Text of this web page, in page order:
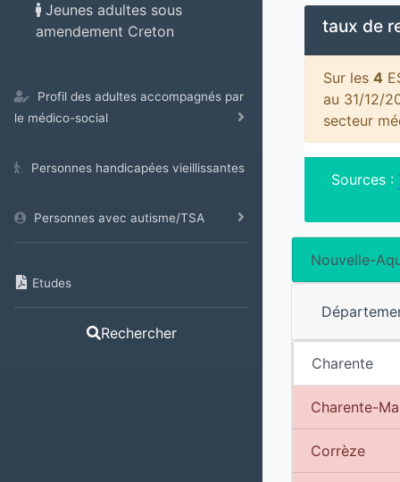
Jeunes adultes sous
amendement Creton
Profil des adultes accompagnés par
le médico-social
Personnes handicapées vieillissantes
Personnes avec autisme/TSA
Etudes
Rechercher
taux de
Sur les 4
au 31/12/
secteur
Sources :
Nouvelle-
Charente
Charente-
Corrèze